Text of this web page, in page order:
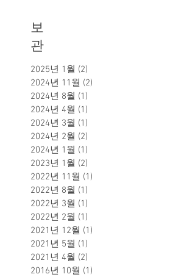
보
관
2025년 1월 (2)
2024년 11월 (2)
2024년 8월 (1)
2024년 4월 (1)
2024년 3월 (1)
2024년 2월 (2)
2024년 1월 (1)
2023년 1월 (2)
2022년 11월 (1)
2022년 8월 (1)
2022년 3월 (1)
2022년 2월 (1)
2021년 12월 (1)
2021년 5월 (1)
2021년 4월 (2)
2016년 10월 (1)